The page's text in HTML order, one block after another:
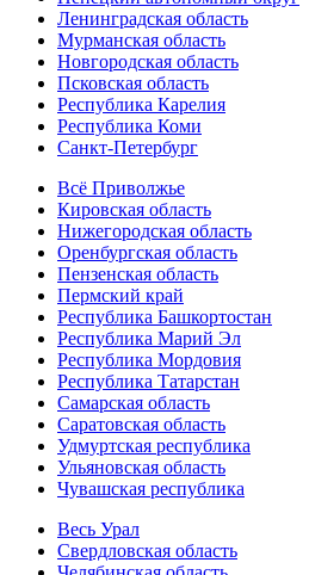
Ленинградская область
Мурманская область
Новгородская область
Псковская область
Республика Карелия
Республика Коми
Санкт-Петербург
Всё Приволжье
Кировская область
Нижегородская область
Оренбургская область
Пензенская область
Пермский край
Республика Башкортостан
Республика Марий Эл
Республика Мордовия
Республика Татарстан
Самарская область
Саратовская область
Удмуртская республика
Ульяновская область
Чувашская республика
Весь Урал
Свердловская область